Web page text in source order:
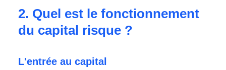
2. Quel est le fonctionnement
du capital risque ?
L'entrée au capital